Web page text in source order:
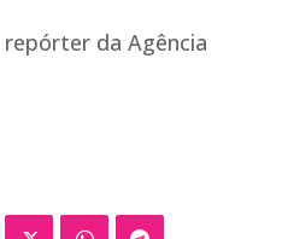
da Agência